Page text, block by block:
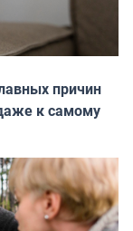
причин
к самому